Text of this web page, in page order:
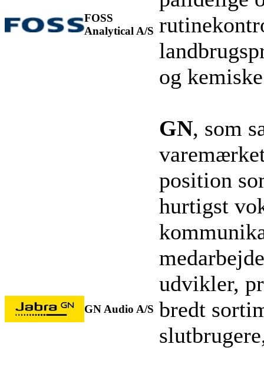
FOSS
Analytical A/S
og
GN Audio A/S
GN, som
position
hurtigst
udvikler,
bredt